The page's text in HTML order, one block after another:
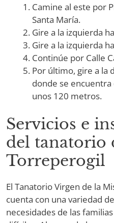
Camine al este por
Santa María.
Gire a la izquierda
Gire a la izquierda
Continúe por Calle
Por último, gire a la
donde se
unos 120 metros.
Servicios e
del tanatorio
Torreperogil
El Tanatorio Virgen de la
cuenta con una variedad
necesidades de las